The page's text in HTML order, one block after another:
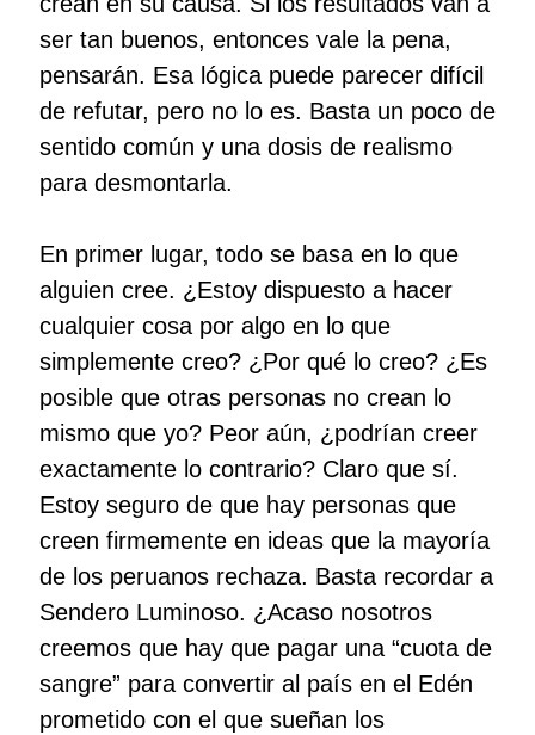
ser tan buenos, entonces vale la pena,
pensarán. Esa lógica puede parecer difícil
de refutar, pero no lo es. Basta un poco de
sentido común y una dosis de realismo
para desmontarla.
En primer lugar, todo se basa en lo que
alguien cree. ¿Estoy dispuesto a hacer
cualquier cosa por algo en lo que
simplemente creo? ¿Por qué lo creo? ¿Es
posible que otras personas no crean lo
mismo que yo? Peor aún, ¿podrían creer
exactamente lo contrario? Claro que sí.
Estoy seguro de que hay personas que
creen firmemente en ideas que la mayoría
de los peruanos rechaza. Basta recordar a
Sendero Luminoso. ¿Acaso nosotros
creemos que hay que pagar una “cuota de
sangre” para convertir al país en el Edén
prometido con el que sueñan los